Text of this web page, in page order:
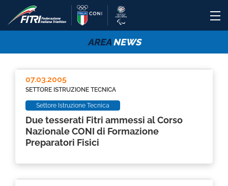
AREANEWS
Due tesserati Fitri ammessi al Corso
Nazionale CONI di Formazione
Preparatori Fisici
SETTORE ISTRUZIONE TECNICA
07.03.2005
Settore Istruzione Tecnica